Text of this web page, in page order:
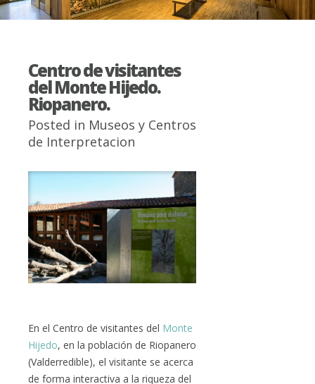
Centro de visitantes
del Monte Hijedo.
Riopanero.
Posted in Museos y Centros
de Interpretacion
En el Centro de visitantes del Monte
Hijedo, en la población de Riopanero
(Valderredible), el visitante se acerca
de forma interactiva a la riqueza del